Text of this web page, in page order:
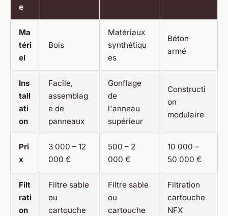
e
Ma
téri
el
Bois
Matériaux
synthétiqu
es
Béton
armé
Ins
tall
ati
on
Facile,
assemblag
e de
panneaux
Gonflage
de
l'anneau
supérieur
Constructi
on
modulaire
Pri
x
3 000 – 12
000 €
500 – 2
000 €
10 000 –
50 000 €
Filt
rati
on
Filtre sable
ou
cartouche
Filtre sable
ou
cartouche
Filtration
cartouche
NFX